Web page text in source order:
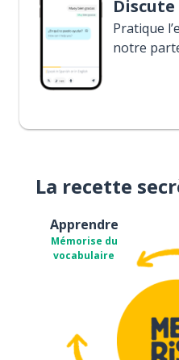
Pratique
notre
La recette
Apprendre
Mémorise du
vocabulaire